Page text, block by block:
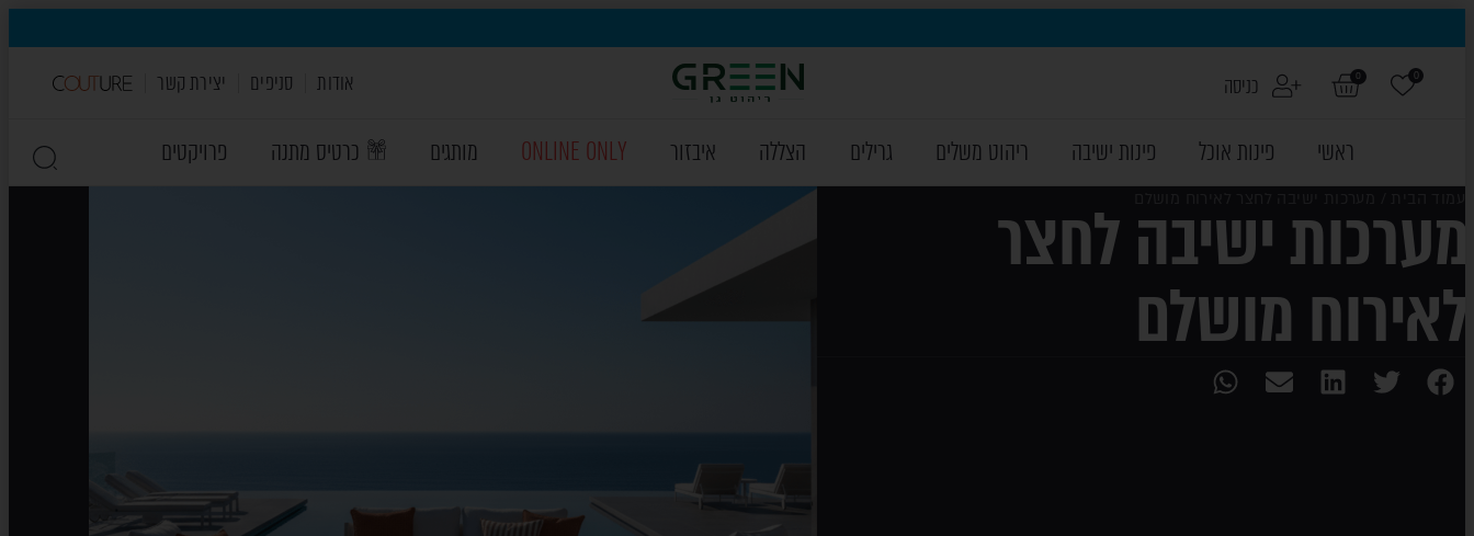
0
0 כניסה אודות סניפים יצירת קשר
ראשי פינות אוכל פינות ישיבה ריהוט משלים גרילים הצללה איבזור ONLINE ONLY מותגים כרטיס מתנה פרויקטים
מערכות ישיבה לחצר
לאירוח מושלם